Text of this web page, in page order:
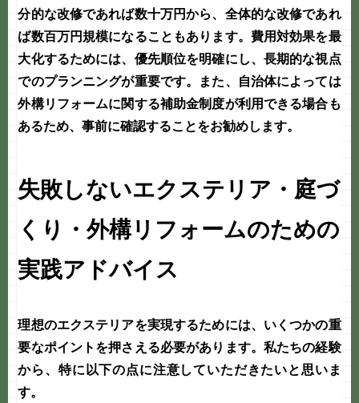
分的な改修であれば数十万円から、全体的な改修であれ
ば数百万円規模になることもあります。費用対効果を最
大化するためには、優先順位を明確にし、長期的な視点
でのプランニングが重要です。また、自治体によっては
外構リフォームに関する補助金制度が利用できる場合も
あるため、事前に確認することをお勧めします。
失敗しないエクステリア・庭づ
くり・外構リフォームのための
実践アドバイス
理想のエクステリアを実現するためには、いくつかの重
要なポイントを押さえる必要があります。私たちの経験
から、特に以下の点に注意していただきたいと思いま
す。